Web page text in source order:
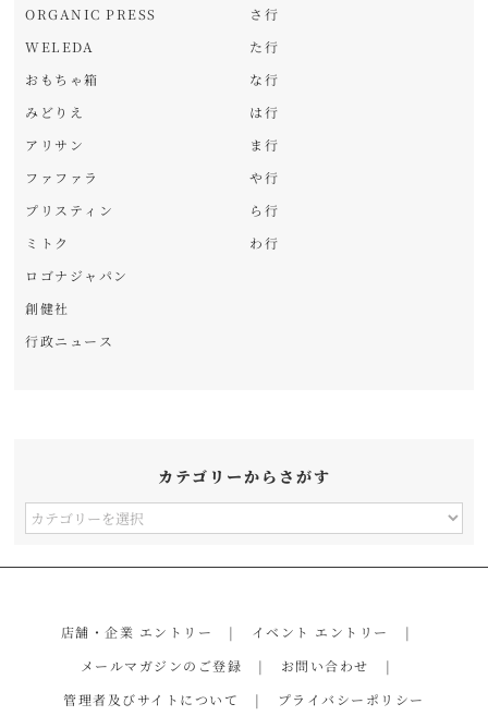
ORGANIC PRESS
WELEDA
おもちゃ箱
みどりえ
アリサン
ファファラ
プリスティン
ミトク
ロゴナジャパン
創健社
行政ニュース
さ行
た行
な行
は行
ま行
や行
ら行
わ行
カテゴリーからさがす
カ
店舗・企業 エントリー
イベント エントリー
メールマガジンのご登録
お問い合わせ
管理者及びサイトについて
プライバシーポリシー